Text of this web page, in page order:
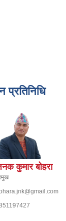
प्रतिनिधि
कुमार बोहरा